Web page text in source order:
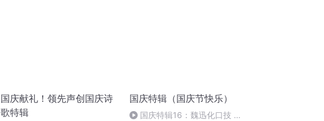
国庆献礼！领先声创国庆诗
歌特辑
国庆特辑（国庆节快乐）
国庆特辑16：魏迅化口技 二